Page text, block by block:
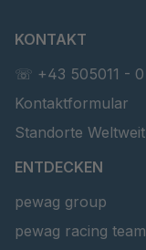
KONTAKT
☏ +43 505011 - 0
Kontaktformular
Standorte Weltweit
ENTDECKEN
pewag group
pewag racing team